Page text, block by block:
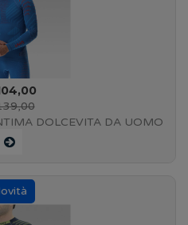
DOLCEVITA DA UOMO
Blue/Red - U100290 A135